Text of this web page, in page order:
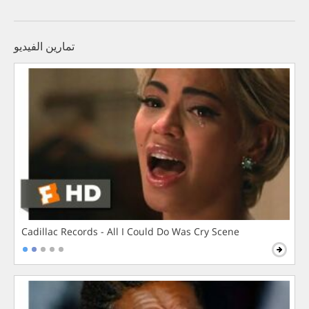
تمارين الفيديو
Cadillac Records - All I Could Do Was Cry Scene